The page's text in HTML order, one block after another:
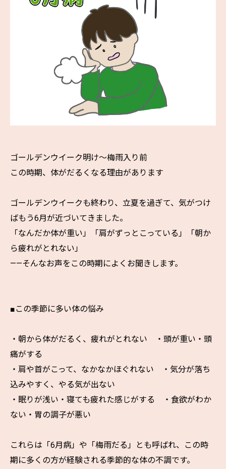
ゴールデンウイーク明け〜梅雨入り前
この時期、体がだるくなる理由があります
ゴールデンウイークも終わり、立夏を過ぎて、気がつけ
ばもう6月が近づいてきました。
「なんだか体が重い」「肩がずっとこっている」「朝か
ら疲れがとれない」
——そんなお声をこの時期によくお聞きします。
■この季節に多い体の悩み
・朝から体がだるく、疲れがとれない ・頭が重い・頭
痛がする
・肩や首がこって、なかなかほぐれない ・気分が落ち
込みやすく、やる気が出ない
・眠りが浅い・寝ても疲れた感じがする ・食欲がわか
ない・胃の調子が悪い
これらは「6月病」や「梅雨だる」とも呼ばれ、この時
期に多くの方が経験される季節的な体の不調です。